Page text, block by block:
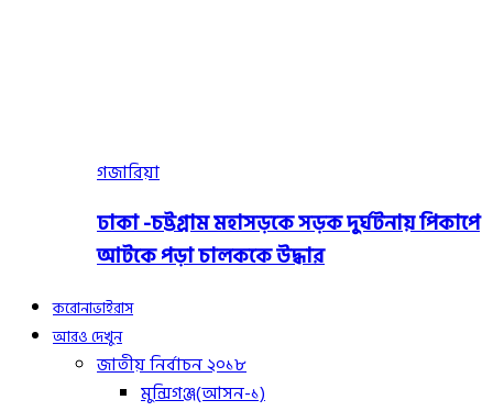
গজারিয়া
ঢাকা -চট্টগ্রাম মহাসড়কে সড়ক দুর্ঘটনায় পিকাপে
আটকে পড়া চালককে উদ্ধার
করোনাভাইরাস
আরও দেখুন
জাতীয় নির্বাচন ২০১৮
মুন্সিগঞ্জ(আসন-১)